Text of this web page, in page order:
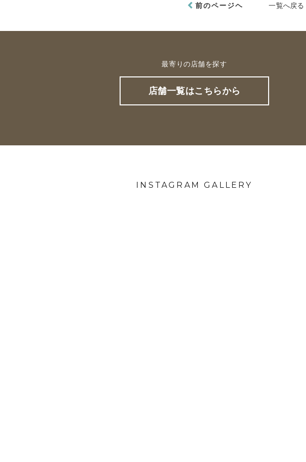
前のページヘ 一覧へ戻る
最寄りの店舗を探す
店舗一覧はこちらから
INSTAGRAM GALLERY